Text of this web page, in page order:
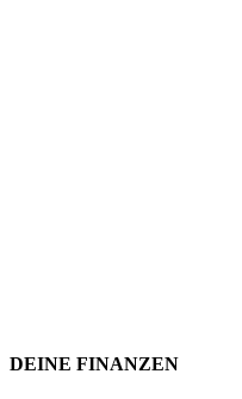
DEINE FINANZEN